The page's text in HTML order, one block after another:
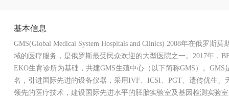
基本信息
GMS(Global Medical System Hospitals and Clinics) 2008年在俄罗
域的医疗服务，是俄罗斯最受民众欢迎的大型医院之一。2017年，
EKO生育诊所为基础，共建GMS生殖中心（以下简称GMS）。
名，引进国际先进的设备仪器，采用IVF、ICSI、PGT、遗传优生
领先的医疗技术，建设国际先进水平的胚胎实验室及基因检测实验